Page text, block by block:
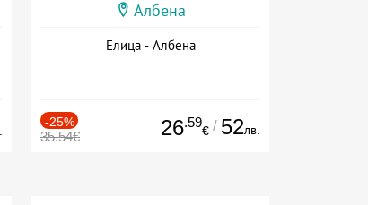
Албена
Елица - Албена
-25%
35.54€ 26.59
€ / 52лв.